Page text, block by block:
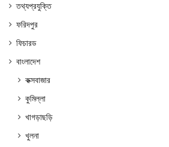
তথ্যপ্রযুক্তি
ফরিদপুর
ফিচারড
বাংলাদেশ
কক্সবাজার
কুমিল্লা
খাগড়াছড়ি
খুলনা